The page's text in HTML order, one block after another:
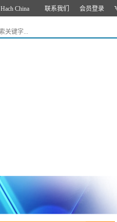
联系我们 会员登录
Hach China